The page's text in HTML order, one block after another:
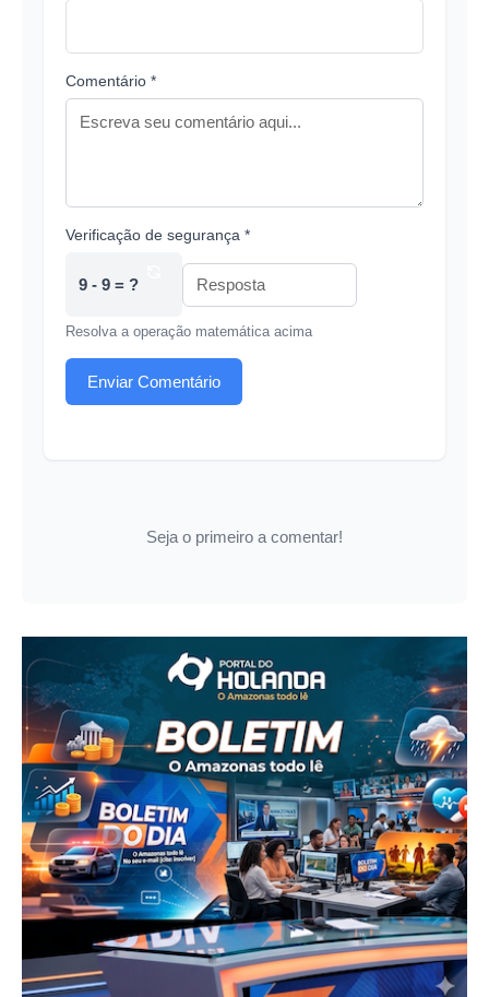
Comentário *
Verificação de segurança *
9 - 9 = ?
Resolva a operação matemática acima
Enviar Comentário
Seja o primeiro a comentar!